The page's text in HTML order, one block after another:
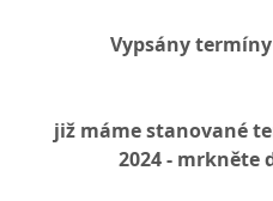
Vypsány
již máme stanované
2024 - mrkněte